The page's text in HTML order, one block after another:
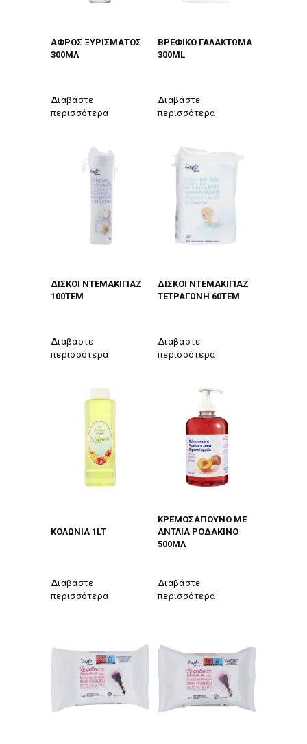
ΑΦΡΟΣ ΞΥΡΙΣΜΑΤΟΣ
300ΜΛ
Διαβάστε
περισσότερα
ΒΡΕΦΙΚΟ ΓΑΛΑΚΤΩΜΑ
300ML
Διαβάστε
περισσότερα
ΔΙΣΚΟΙ ΝΤΕΜΑΚΙΓΙΑΖ
100ΤΕΜ
Διαβάστε
περισσότερα
ΔΙΣΚΟΙ ΝΤΕΜΑΚΙΓΙΑΖ
ΤΕΤΡΑΓΩΝΗ 60ΤΕΜ
Διαβάστε
περισσότερα
ΚΟΛΩΝΙΑ 1LT
Διαβάστε
περισσότερα
ΚΡΕΜΟΣΑΠΟΥΝΟ ΜΕ
ΑΝΤΛΙΑ ΡΟΔΑΚΙΝΟ
500ΜΛ
Διαβάστε
περισσότερα